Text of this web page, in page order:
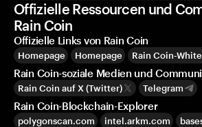
Offizielle Ressourcen und
Rain Coin
Offizielle Links von Rain Coin
Homepage Homepage Rain Coin-
Rain Coin-soziale Medien und
Rain Coin auf X (Twitter) Telegram
Rain Coin-Blockchain-Explorer
polygonscan.com intel.arkm.com